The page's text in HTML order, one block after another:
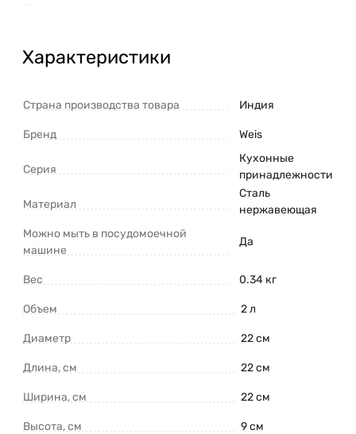
Характеристики
Страна производства товара Индия
Бренд Weis
Серия
Кухонные
принадлежности
Материал
Сталь
нержавеющая
Можно мыть в посудомоечной
машине
Да
Вес 0.34 кг
Объем 2 л
Диаметр 22 см
Длина, см 22 см
Ширина, см 22 см
Высота, см 9 см